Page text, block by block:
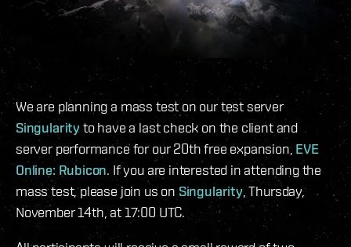
We are planning a mass test on our test server
Singularity to have a last check on the client and
server performance for our 20th free expansion, EVE
Online: Rubicon. If you are interested in attending the
mass test, please join us on Singularity, Thursday,
November 14th, at 17:00 UTC.